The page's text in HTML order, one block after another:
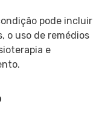
pode incluir
o uso de remédios
e